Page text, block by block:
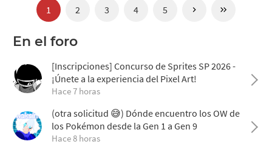
1 2 3 4 5
En el foro
[Inscripciones] Concurso de Sprites SP 2026 -
¡Únete a la experiencia del Pixel Art!
Hace 7 horas
(otra solicitud 😅) Dónde encuentro los OW de
los Pokémon desde la Gen 1 a Gen 9
Hace 8 horas